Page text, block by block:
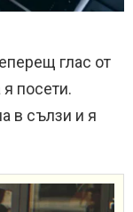
глас от
посети.
в сълзи и я